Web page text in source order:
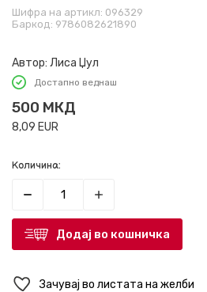
Шифра на артикл: 096329
Баркод: 9786082621890
Автор: Лиса Џул
Достапно веднаш
500 МКД
8,09 EUR
Количина:
Додај во кошничка
Зачувај во листата на желби